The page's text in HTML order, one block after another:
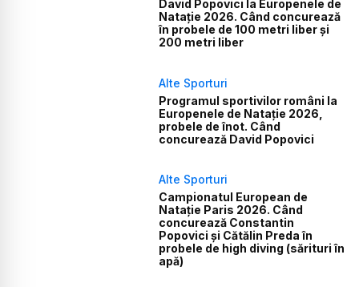
David Popovici la Europenele de
Natație 2026. Când concurează
în probele de 100 metri liber și
200 metri liber
Alte Sporturi
Programul sportivilor români la
Europenele de Natație 2026,
probele de înot. Când
concurează David Popovici
Alte Sporturi
Campionatul European de
Natație Paris 2026. Când
concurează Constantin
Popovici și Cătălin Preda în
probele de high diving (sărituri în
apă)